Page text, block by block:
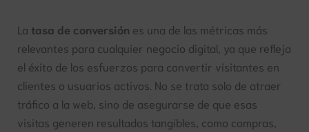
La tasa de conversión es una de las métricas más
relevantes para cualquier negocio digital, ya que refleja
el éxito de los esfuerzos para convertir visitantes en
clientes o usuarios activos. No se trata solo de atraer
tráfico a la web, sino de asegurarse de que esas
visitas generen resultados tangibles, como compras,